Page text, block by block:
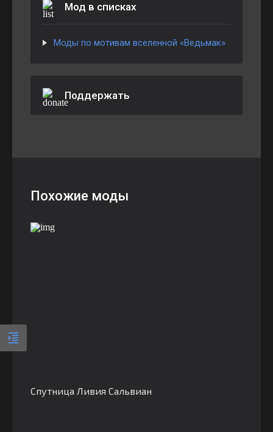
Мод в списках
Моды по мотивам вселенной «Ведьмак»
Поддержать
Похожие моды
Спутница Ливия Сальвиан